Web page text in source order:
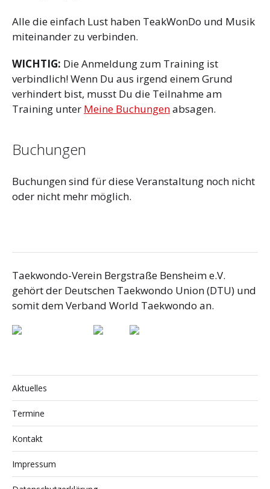
Alle die einfach Lust haben TeakWonDo und Musik
miteinander zu verbinden.
WICHTIG: Die Anmeldung zum Training ist
verbindlich! Wenn Du aus irgend einem Grund
verhindert bist, musst Du die Teilnahme am
Training unter Meine Buchungenabsagen.
Buchungen
Buchungen sind für diese Veranstaltung noch nicht
oder nicht mehr möglich.
Taekwondo-Verein Bergstraße Bensheim e.V.
gehört der Deutschen Taekwondo Union (DTU) und
somit dem Verband World Taekwondo an.
Aktuelles
Termine
Kontakt
Impressum